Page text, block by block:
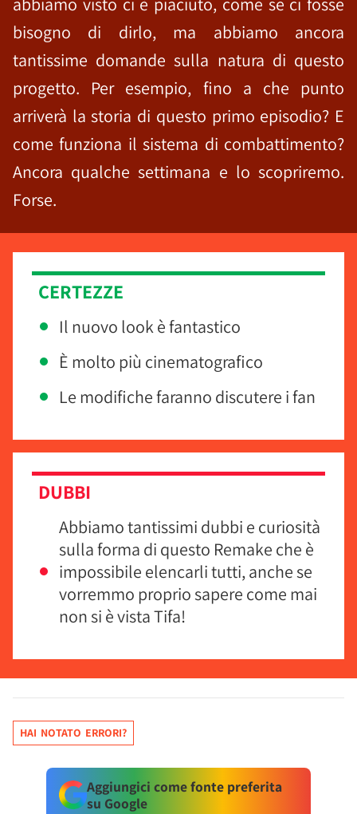
bisogno di dirlo, ma abbiamo ancora
tantissime domande sulla natura di questo
progetto. Per esempio, fino a che punto
arriverà la storia di questo primo episodio? E
come funziona il sistema di combattimento?
Ancora qualche settimana e lo scopriremo.
Forse.
CERTEZZE
Il nuovo look è fantastico
È molto più cinematografico
Le modifiche faranno discutere i fan
DUBBI
Abbiamo tantissimi dubbi e curiosità
sulla forma di questo Remake che è
impossibile elencarli tutti, anche se
vorremmo proprio sapere come mai
non si è vista Tifa!
HAI NOTATO ERRORI?
Aggiungici come fonte preferita
su Google